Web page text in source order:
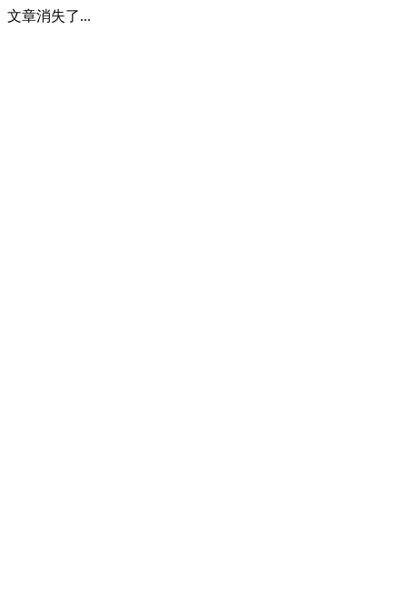
文章消失了...